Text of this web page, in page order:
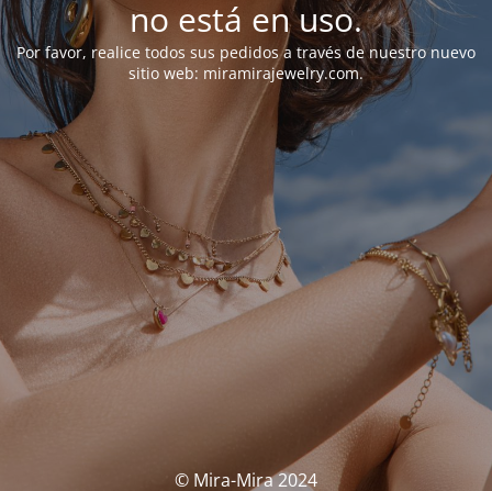
no está en uso.
Por favor, realice todos sus pedidos a través de nuestro nuevo
sitio web: miramirajewelry.com.
© Mira-Mira 2024